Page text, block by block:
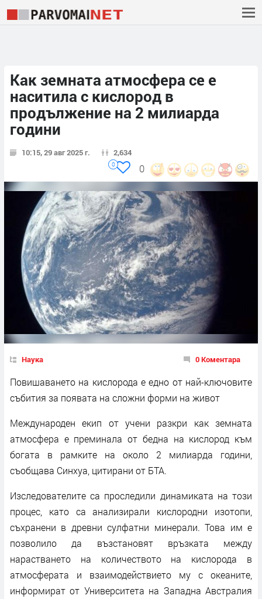
Как земната атмосфера се е
наситила с кислород в
продължение на 2 милиарда
години
10:15, 29 авг 2025 г. 2,634
0
0
Наука 0 Коментара
Повишаването на кислорода е едно от най-ключовите
събития за появата на сложни форми на живот
Международен екип от учени разкри как земната
атмосфера е преминала от бедна на кислород към
богата в рамките на около 2 милиарда години,
съобщава Синхуа, цитирани от БТА.
Изследователите са проследили динамиката на този
процес, като са анализирали кислородни изотопи,
съхранени в древни сулфатни минерали. Това им е
позволило да възстановят връзката между
нарастването на количеството на кислорода в
атмосферата и взаимодействието му с океаните,
информират от Университета на Западна Австралия